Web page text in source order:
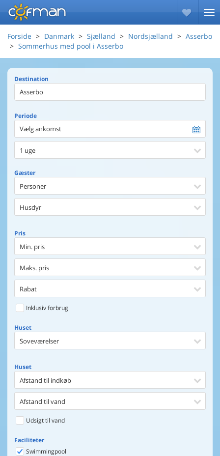
Forside Danmark Sjælland Nordsjælland
Asserbo
Sommerhus med pool i Asserbo
Destination
Periode
Vælg ankomst
1 uge
Gæster
Personer
Husdyr
Pris
Min. pris
Maks. pris
Rabat
Inklusiv forbrug
Huset
Soveværelser
Huset
Afstand til indkøb
Afstand til vand
Udsigt til vand
Faciliteter
Swimmingpool